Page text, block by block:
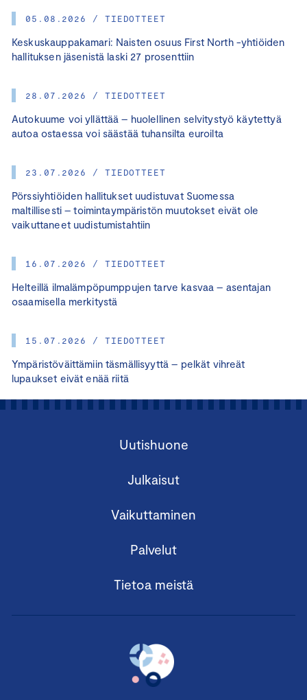
05.08.2026 / TIEDOTTEET
Keskuskauppakamari: Naisten osuus First North -yhtiöiden
hallituksen jäsenistä laski 27 prosenttiin
28.07.2026 / TIEDOTTEET
Autokuume voi yllättää – huolellinen selvitystyö käytettyä
autoa ostaessa voi säästää tuhansilta euroilta
23.07.2026 / TIEDOTTEET
Pörssiyhtiöiden hallitukset uudistuvat Suomessa
maltillisesti – toimintaympäristön muutokset eivät ole
vaikuttaneet uudistumistahtiin
16.07.2026 / TIEDOTTEET
Helteillä ilmalämpöpumppujen tarve kasvaa – asentajan
osaamisella merkitystä
15.07.2026 / TIEDOTTEET
Ympäristöväittämiin täsmällisyyttä – pelkät vihreät
lupaukset eivät enää riitä
Uutishuone
Julkaisut
Vaikuttaminen
Palvelut
Tietoa meistä